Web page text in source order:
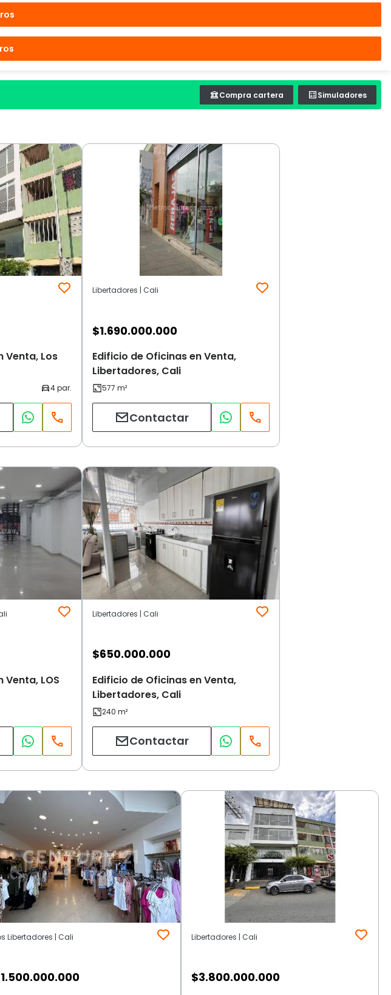
Compra cartera Simuladores
Venta, Los
Libertadores | Cali
$1.690.000.000
Edificio de Oficinas en Venta,
Libertadores, Cali
Contactar
Venta, LOS
Libertadores | Cali
$650.000.000
Edificio de Oficinas en Venta,
Libertadores, Cali
Contactar
Libertadores | Cali
1.500.000.000
Libertadores | Cali
$3.800.000.000